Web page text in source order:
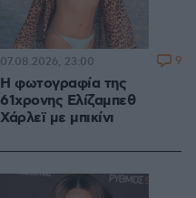
Η φωτογραφία της
61χρονης Ελίζαμπεθ
Χάρλεϊ με μπικίνι
07.08.2026, 23:00 9